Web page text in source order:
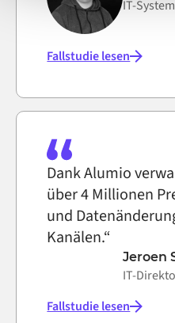
IT-
Fallstudie lesen
Dank Alumio
über 4 Millionen
und
Kanälen.“
Jeroen
IT-
Fallstudie lesen